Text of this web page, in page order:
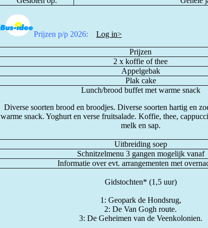
Prijzen p/p 2026: Log in>
Prijzen
2 x koffie of thee
Appelgebak
Plak cake
Lunch/brood buffet met warme snack
Diverse soorten brood en broodjes. Diverse soorten hartig en
warme snack. Yoghurt en verse fruitsalade. Koffie, thee,
melk en sap.
Uitbreiding soep
Schnitzelmenu 3 gangen mogelijk vanaf
Informatie over evt. arrangementen met
Gidstochten* (1,5 uur)
1: Geopark de Hondsrug,
2: De Van Gogh route.
3: De Geheimen van de Veenkolonien.